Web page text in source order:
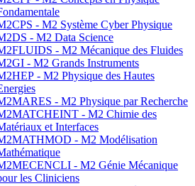
- M2 Système Cyber Physique
- M2 Data Science
- M2 Mécanique des Fluides
- M2 Grands Instruments
- M2 Physique des Hautes
- M2 Physique par Recherche
- M2 Chimie des
et Interfaces
- M2 Modélisation
- M2 Génie Mécanique
les Cliniciens